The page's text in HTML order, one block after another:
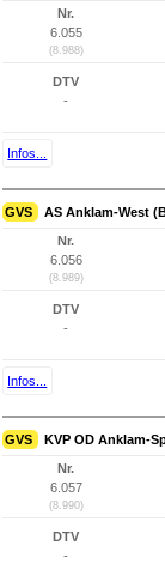
Nr.
6.055
(8.988)
DTV
-
Infos...
GVS AS Anklam-West
Nr.
6.056
(8.989)
DTV
-
Infos...
GVS KVP OD Anklam-
Nr.
6.057
(8.990)
DTV
-